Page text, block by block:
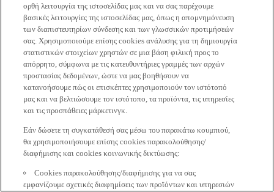
ορθή λειτουργία της ιστοσελίδας μας και να σας παρέχουμε
βασικές λειτουργίες της ιστοσελίδας μας, όπως η απομνημόνευση
των διαπιστευτηρίων σύνδεσης και των γλωσσικών προτιμήσεών
σας. Χρησιμοποιούμε επίσης cookies ανάλυσης για τη δημιουργία
στατιστικών στοιχείων χρηστών σε μια βάση φιλική προς το
απόρρητο, σύμφωνα με τις κατευθυντήριες γραμμές των αρχών
προστασίας δεδομένων, ώστε να μας βοηθήσουν να
κατανοήσουμε πώς οι επισκέπτες χρησιμοποιούν τον ιστότοπό
μας και να βελτιώσουμε τον ιστότοπο, τα προϊόντα, τις υπηρεσίες
και τις προσπάθειες μάρκετινγκ.
Εάν δώσετε τη συγκατάθεσή σας μέσω του παρακάτω κουμπιού,
θα χρησιμοποιήσουμε επίσης cookies παρακολούθησης/
διαφήμισης και cookies κοινωνικής δικτύωσης:
Cookies παρακολούθησης/διαφήμισης για να σας
εμφανίζουμε σχετικές διαφημίσεις των προϊόντων και υπηρεσιών